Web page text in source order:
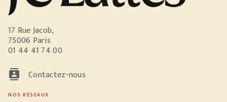
17 Rue Jacob,
75006 Paris
01 44 41 74 00
contacts Contactez-nous
NOS RÉSEAUX